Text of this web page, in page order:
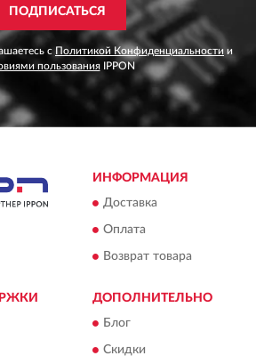
ПОДПИСАТЬСЯ
с Политикой Конфиденциальности и
пользованияIPPON
ИНФОРМАЦИЯ
Доставка
Оплата
Возврат товара
ДОПОЛНИТЕЛЬНО
Блог
Скидки